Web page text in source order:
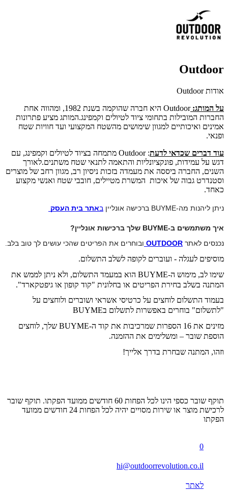
Outdoor
אודות Outdoor
על המותג:
Outdoor היא חברה שהוקמה בשנת 1982, ומהווה אחת
החברות המובילות בתחומי ציוד לטיולים וקמפינג.המותג מציע פתרונות
אמינים ואיכותיים למגוון שימושים מהשטח המקצועי ועד חוויות שטח
ופנאי.
עוד דברים שכדאי לדעת
: Outdoor מתמחה בציוד לטיולים וקמפינג, עם
דגש על עמידות, פונקציונליות והתאמה לתנאי שטח משתנים.לאורך
השנים, החברה ביססה את מעמדה בזכות ניסיון רב, מגוון רחב של מוצרים
וסטנדרט גבוה של איכות המשרת מטיילים, חובבי שטח ואנשי מקצוע
כאחד.
ניתן ליהנות מה-BUYME ברכישה אונליין באתר בית העסק
איך משתמשים ב-BUYME שלך ברכישות אונליין?
נכנסים לאתר OUTDOOR ובוחרים את הפריטים שהכי עושים לך טוב בלב.
מוסיפים לעגלה - ועוברים לקופה לשלב התשלום.
שימו לב, מימוש ה-BUYME הוא במעמד התשלום, ולא ניתן לממש את
המתנה בשלב בחירת הפריטים או בחלונית "קוד קופון או גיפטקארד".
בעמוד התשלום לוחצים על כרטיסי אשראי ושוברים ולוחצים על
"לתשלום" בוחרים באפשרות לתשלום בBUYME
מזינים את 16 הספרות שמרכיבות את קוד ה-BUYME שלך, לוחצים
הוספת שובר – ומשלימים את ההזמנה.
וזהו, המתנה שבחרת בדרך אלייך!
תוקף שובר כספי הינו לכל הפחות 60 חודשים ממועד הפקתו. תוקף שובר
לרכישת מוצר או שירות מסויים יהיה לכל הפחות 24 חודשים ממועד
הפקתו
0
hi@outdoorrevolution.co.il
לאתר